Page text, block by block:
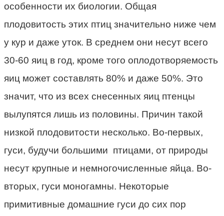
особенности их биологии. Общая
плодовитость этих птиц значительно ниже чем
у кур и даже уток. В среднем они несут всего
30-60 яиц в год, кроме того оплодотворяемость
яиц может составлять 80% и даже 50%. Это
значит, что из всех снесенных яиц птенцы
вылупятся лишь из половины. Причин такой
низкой плодовитости несколько. Во-первых,
гуси, будучи большими птицами, от природы
несут крупные и немногочисленные яйца. Во-
вторых, гуси моногамны. Некоторые
примитивные домашние гуси до сих пор